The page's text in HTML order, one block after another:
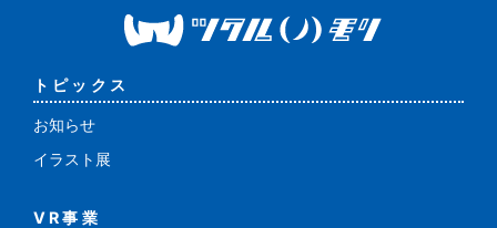
トピックス
お知らせ
イラスト展
VR事業